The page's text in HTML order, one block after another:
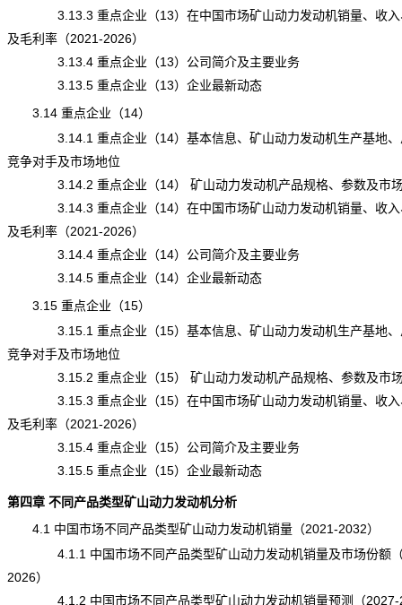
3.13.3 重点企业（13）在中国市场矿山动力发动机销量、收入
及毛利率（2021-2026）
3.13.4 重点企业（13）公司简介及主要业务
3.13.5 重点企业（13）企业最新动态
3.14 重点企业（14）
3.14.1 重点企业（14）基本信息、矿山动力发动机生产基地、
竞争对手及市场地位
3.14.2 重点企业（14） 矿山动力发动机产品规格、参数及市
3.14.3 重点企业（14）在中国市场矿山动力发动机销量、收入
及毛利率（2021-2026）
3.14.4 重点企业（14）公司简介及主要业务
3.14.5 重点企业（14）企业最新动态
3.15 重点企业（15）
3.15.1 重点企业（15）基本信息、矿山动力发动机生产基地、
竞争对手及市场地位
3.15.2 重点企业（15） 矿山动力发动机产品规格、参数及市
3.15.3 重点企业（15）在中国市场矿山动力发动机销量、收入
及毛利率（2021-2026）
3.15.4 重点企业（15）公司简介及主要业务
3.15.5 重点企业（15）企业最新动态
第四章 不同产品类型矿山动力发动机分析
4.1 中国市场不同产品类型矿山动力发动机销量（2021-2032）
4.1.1 中国市场不同产品类型矿山动力发动机销量及市场份额
2026）
4.1.2 中国市场不同产品类型矿山动力发动机销量预测（2027-